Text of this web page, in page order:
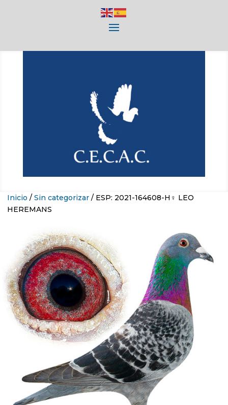
Inicio / Sin categorizar / ESP: 2021-164608-H♀ LEO
HEREMANS